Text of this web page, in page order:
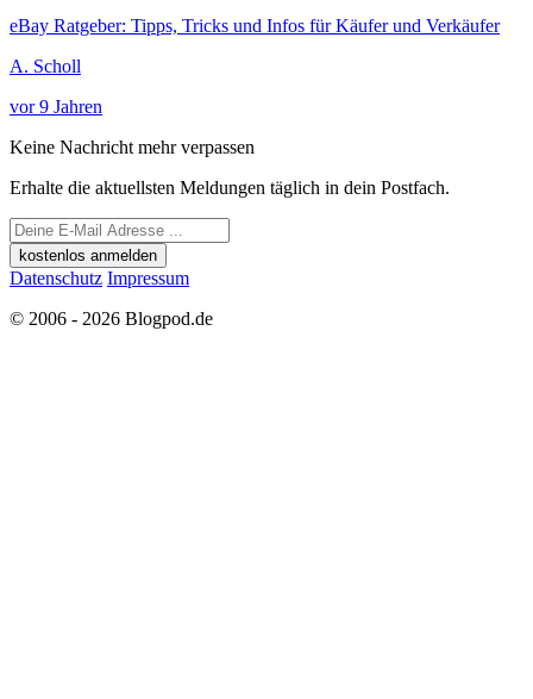
eBay Ratgeber: Tipps, Tricks und Infos für Käufer und Verkäufer
A. Scholl
vor 9 Jahren
Keine Nachricht mehr verpassen
Erhalte die aktuellsten Meldungen täglich in dein Postfach.
kostenlos anmelden
Datenschutz Impressum
© 2006 - 2026 Blogpod.de